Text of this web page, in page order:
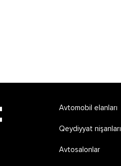
Avtomobil elanları
Qeydiyyat nişanları
Avtosalonlar